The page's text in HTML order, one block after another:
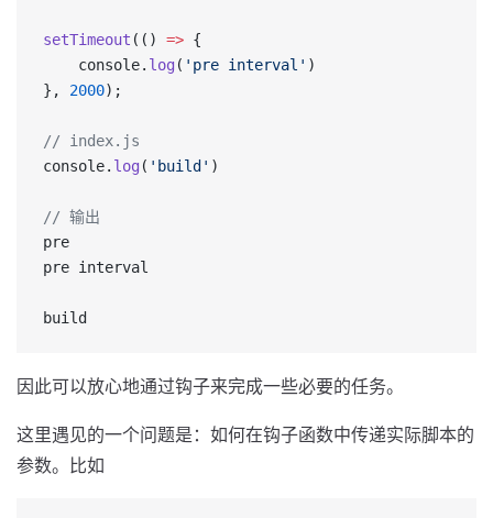
setTimeout (() => {
    console.
log ( 'pre interval' )
}, 2000);
// index.js
console. log ( 'build' )
// 输出
pre
pre interval
build
因此可以放心地通过钩子来完成一些必要的任务。
这里遇见的一个问题是：如何在钩子函数中传递实际脚本的
参数。比如